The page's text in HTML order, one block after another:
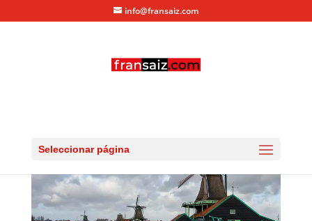
info@fransaiz.com
Seleccionar página